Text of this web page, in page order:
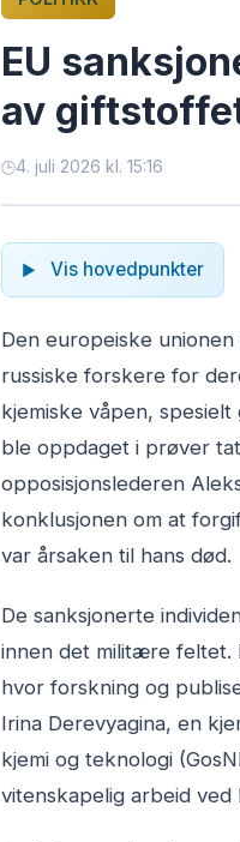
EU
av
4. juli 2026 kl. 15:16
Vis hovedpunkter
Den europeiske
russiske forskere for
kjemiske våpen,
ble oppdaget i prøver
opposisjonslederen
konklusjonen om at
var årsaken til hans død.
De sanksjonerte
innen det militære feltet.
hvor forskning og
Irina Derevyagina, en
kjemi og teknologi
vitenskapelig arbeid